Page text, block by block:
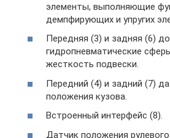
элементы, выполняющие
демпфирующих и упругих
Передняя (3) и задняя (6)
гидропневматические
жесткость подвески.
Передний (4) и задний (7)
положения кузова.
Встроенный интерфейс (8).
Датчик положения рулевого